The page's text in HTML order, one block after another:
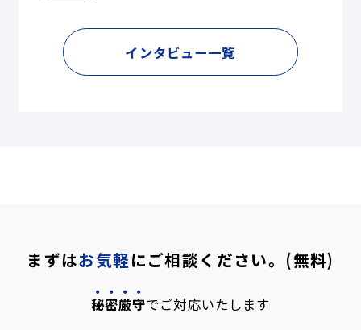
インタビュー一覧
まずはお気軽にご相談ください。(無料)
秘密厳守でご対応いたします